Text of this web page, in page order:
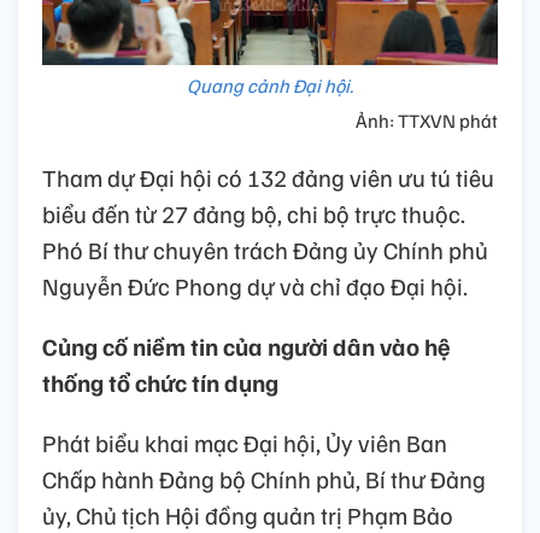
Quang cảnh Đại hội.
Ảnh: TTXVN phát
Tham dự Đại hội có 132 đảng viên ưu tú tiêu
biểu đến từ 27 đảng bộ, chi bộ trực thuộc.
Phó Bí thư chuyên trách Đảng ủy Chính phủ
Nguyễn Đức Phong dự và chỉ đạo Đại hội.
Củng cố niềm tin của người dân vào hệ
thống tổ chức tín dụng
Phát biểu khai mạc Đại hội, Ủy viên Ban
Chấp hành Đảng bộ Chính phủ, Bí thư Đảng
ủy, Chủ tịch Hội đồng quản trị Phạm Bảo